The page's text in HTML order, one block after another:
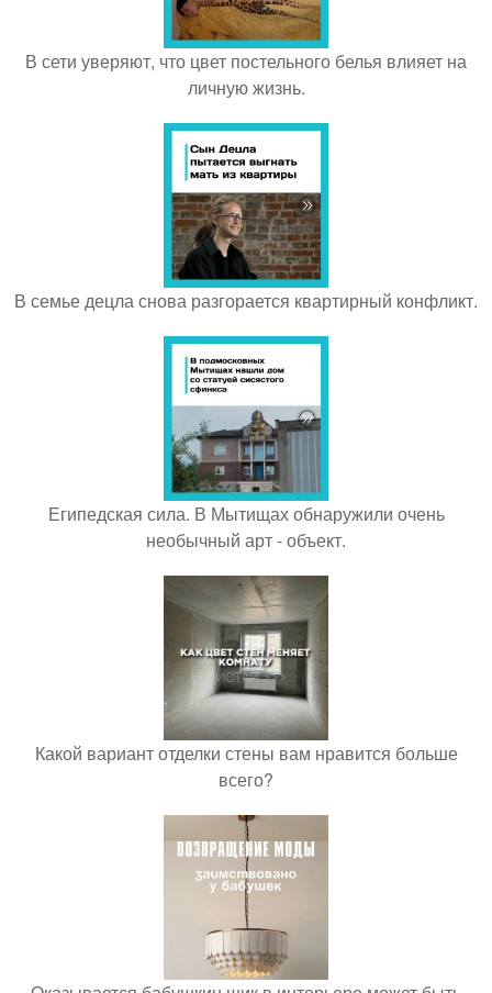
В сети уверяют, что цвет постельного белья влияет на
личную жизнь.
В семье децла снова разгорается квартирный конфликт.
Египедская сила. В Мытищах обнаружили очень
необычный арт - объект.
Какой вариант отделки стены вам нравится больше
всего?